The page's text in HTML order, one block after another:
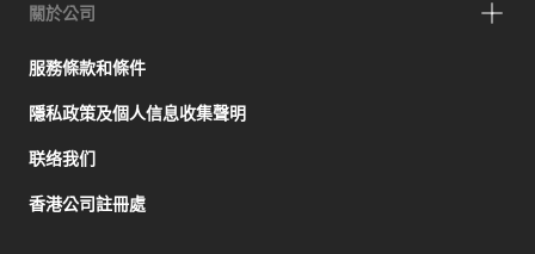
關於公司
服務條款和條件
隱私政策及個人信息收集聲明
联络我们
香港公司註冊處